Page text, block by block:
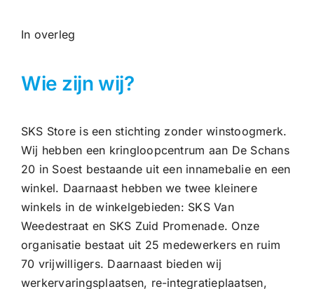
In overleg
Wie zijn wij?
SKS Store is een stichting zonder winstoogmerk.
Wij hebben een kringloopcentrum aan De Schans
20 in Soest bestaande uit een innamebalie en een
winkel. Daarnaast hebben we twee kleinere
winkels in de winkelgebieden: SKS Van
Weedestraat en SKS Zuid Promenade. Onze
organisatie bestaat uit 25 medewerkers en ruim
70 vrijwilligers. Daarnaast bieden wij
werkervaringsplaatsen, re-integratieplaatsen,